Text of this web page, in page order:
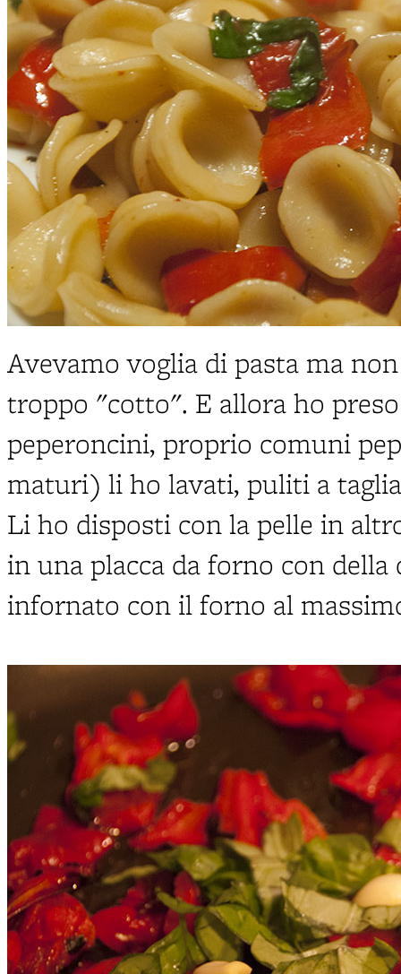
Avevamo voglia di pasta ma
troppo "cotto". E allora ho
peperoncini, proprio comuni
maturi) li ho lavati, puliti a
Li ho disposti con la pelle in
in una placca da forno con
infornato con il forno al